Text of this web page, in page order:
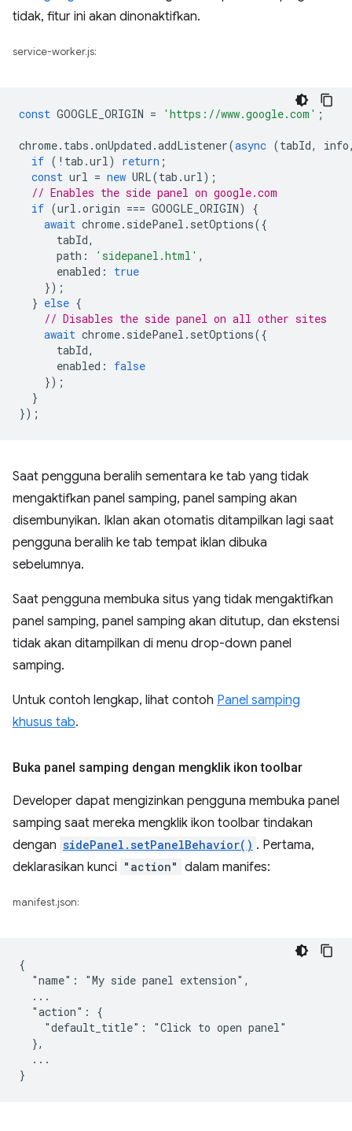
tidak, fitur ini akan dinonaktifkan.
service-worker.js:
const GOOGLE_ORIGIN = 'https://www.google.com' ;
chrome. tabs .onUpdated .addListener(async (tabId, info
if ( ! tab .url) return ;
const url = new URL(tab .url);
// Enables the side panel on google.com
if (url .origin === GOOGLE_ORIGIN)
{
await chrome. sidePanel . setOptions({
tabId,
path : 'sidepanel.html' ,
enabled :
true
});
} else {
// Disables the side panel on all other sites
await chrome. sidePanel . setOptions({
tabId,
enabled :
false
});
}
});
Saat pengguna beralih sementara ke tab yang tidak
mengaktifkan panel samping, panel samping akan
disembunyikan. Iklan akan otomatis ditampilkan lagi saat
pengguna beralih ke tab tempat iklan dibuka
sebelumnya.
Saat pengguna membuka situs yang tidak mengaktifkan
panel samping, panel samping akan ditutup, dan ekstensi
tidak akan ditampilkan di menu drop-down panel
samping.
Untuk contoh lengkap, lihat contoh Panel samping
khusus tab.
Buka panel samping dengan mengklik ikon toolbar
Developer dapat mengizinkan pengguna membuka panel
samping saat mereka mengklik ikon toolbar tindakan
dengan sidePanel.setPanelBehavior() . Pertama,
deklarasikan kunci "action" dalam manifes:
manifest.json:
{
  "name": "My side panel extension",
  ...
  "action": {
    "default_title": "Click to open panel"
  },
  ...